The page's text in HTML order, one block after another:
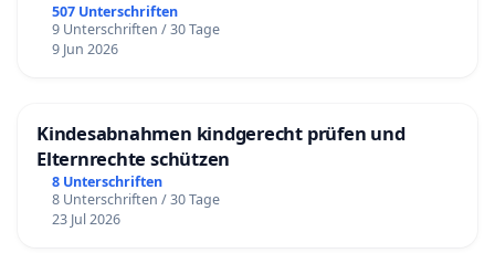
507 Unterschriften
9 Unterschriften / 30 Tage
9 Jun 2026
Kindesabnahmen kindgerecht prüfen und
Elternrechte schützen
8 Unterschriften
8 Unterschriften / 30 Tage
23 Jul 2026